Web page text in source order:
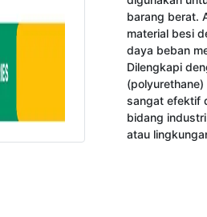
barang berat.
material besi
daya beban
Dilengkapi
sangat efektif
bidang
atau